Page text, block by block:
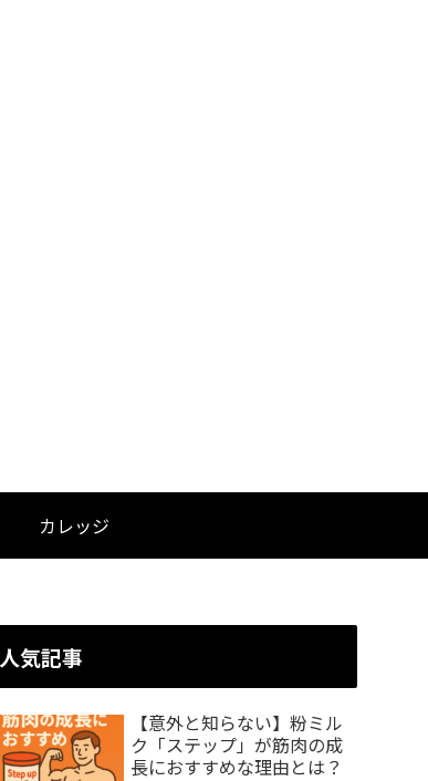
カレッジ
人気記事
【意外と知らない】粉ミル
ク「ステップ」が筋肉の成
長におすすめな理由とは？